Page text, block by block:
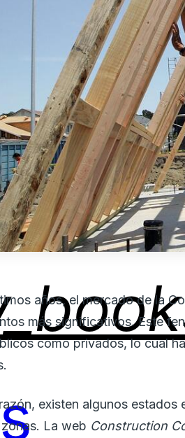
años, el mercado de la
más significativos. Este
como privados, lo cual
existen algunos
La web Construction